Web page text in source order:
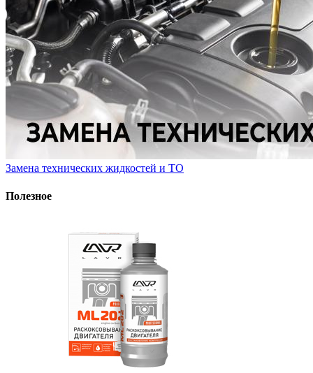
Замена технических жидкостей и ТО
Полезное